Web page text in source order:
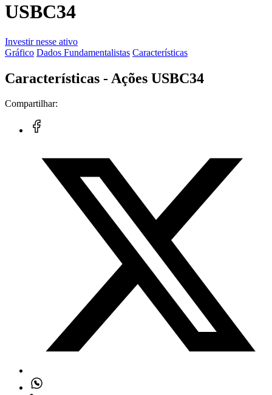
USBC34
Investir nesse ativo
Gráfico Dados Fundamentalistas Características
Características - Ações USBC34
Compartilhar: